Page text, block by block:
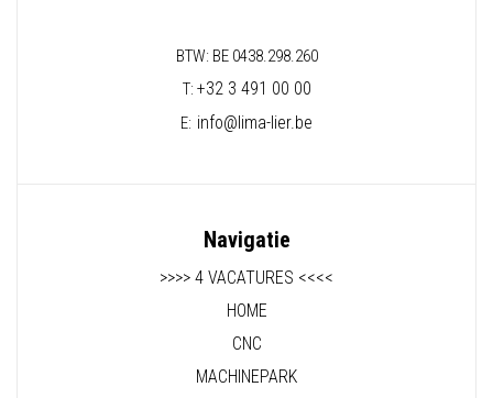
BTW: BE 0438.298.260
T: +32 3 491 00 00
E: info@lima-lier.be
Navigatie
>>>> 4 VACATURES <<<<
HOME
CNC
MACHINEPARK